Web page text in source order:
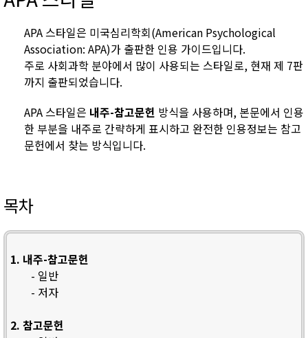
APA 스타일은 미국심리학회(American Psychological
Association: APA)가 출판한 인용 가이드입니다.
주로 사회과학 분야에서 많이 사용되는 스타일로, 현재 제 7판
까지 출판되었습니다.
APA 스타일은 내주-참고문헌 방식을 사용하며, 본문에서 인용
한 부분을 내주로 간략하게 표시하고 완전한 인용정보는 참고
문헌에서 찾는 방식입니다.
목차
1. 내주-참고문헌
- 일반
- 저자
2. 참고문헌